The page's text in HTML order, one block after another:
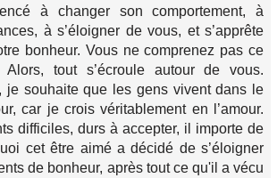
à changer son comportement, à
à s’éloigner de vous, et s’apprête
bonheur. Vous ne comprenez pas ce
tout s’écroule autour de vous.
je souhaite que les gens vivent dans le
car je crois véritablement en l’amour.
difficiles, durs à accepter, il importe de
cet être aimé a décidé de s’éloigner
de bonheur, après tout ce qu'il a vécu